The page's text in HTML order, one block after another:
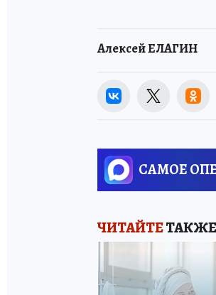
Алексей ЕЛАГИН
САМОЕ
ЧИТАЙТЕ